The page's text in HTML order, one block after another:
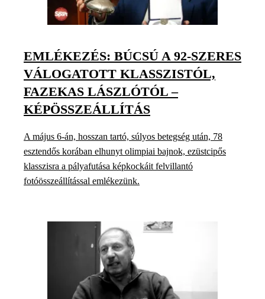
EMLÉKEZÉS: BÚCSÚ A 92-SZERES
VÁLOGATOTT KLASSZISTÓL,
FAZEKAS LÁSZLÓTÓL –
KÉPÖSSZEÁLLÍTÁS
A május 6-án, hosszan tartó, súlyos betegség után, 78
esztendős korában elhunyt olimpiai bajnok, ezüstcipős
klasszisra a pályafutása képkockáit felvillantó
fotóösszeállítással emlékezünk.